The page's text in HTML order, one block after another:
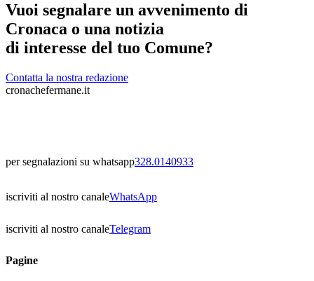
Vuoi segnalare un avvenimento di
Cronaca o una notizia
di interesse del tuo Comune?
Contatta la nostra redazione
cronachefermane.it
per segnalazioni su whatsapp328.0140933
iscriviti al nostro canaleWhatsApp
iscriviti al nostro canaleTelegram
Pagine